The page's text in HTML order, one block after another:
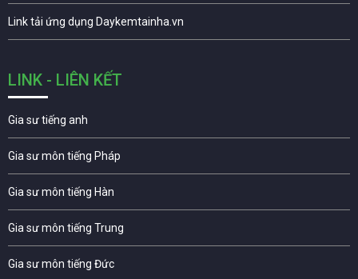
Link tải ứng dụng Daykemtainha.vn
LINK - LIÊN KẾT
Gia sư tiếng anh
Gia sư môn tiếng Pháp
Gia sư môn tiếng Hàn
Gia sư môn tiếng Trung
Gia sư môn tiếng Đức